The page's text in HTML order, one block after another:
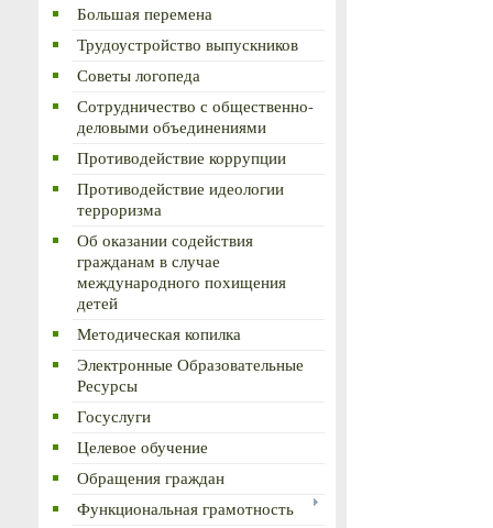
Большая перемена
Трудоустройство выпускников
Советы логопеда
Сотрудничество с общественно-
деловыми объединениями
Противодействие коррупции
Противодействие идеологии
терроризма
Об оказании содействия
гражданам в случае
международного похищения
детей
Методическая копилка
Электронные Образовательные
Ресурсы
Госуслуги
Целевое обучение
Обращения граждан
Функциональная грамотность